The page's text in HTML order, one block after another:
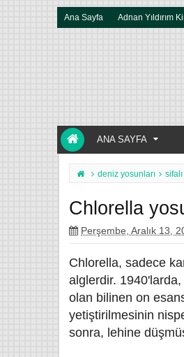
Ana Sayfa Adnan Yıldırım
ANA SAYFA
deniz yosunları
Chlorella
Perşembe, Aralık 13,
Chlorella, sadece
alglerdir.
olan bilinen on
yetiştirilmesinin
sonra, lehine